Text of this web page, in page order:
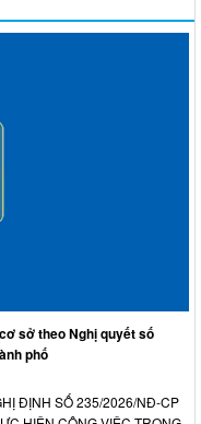
sở theo Nghị quyết số
phố
ĐỊNH SỐ 235/2026/NĐ-CP